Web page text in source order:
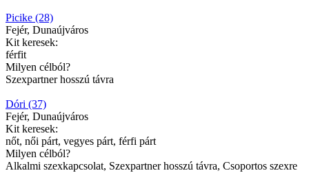
Picike (28)
Fejér, Dunaújváros
Kit keresek:
férfit
Milyen célból?
Szexpartner hosszú távra
Dóri (37)
Fejér, Dunaújváros
Kit keresek:
nőt, női párt, vegyes párt, férfi párt
Milyen célból?
Alkalmi szexkapcsolat, Szexpartner hosszú távra, Csoportos szexre